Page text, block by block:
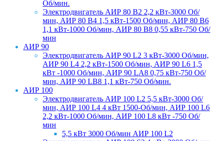
Об/мин.
Электродвигатель АИР 80 В2 2,2 кВт-3000 Об/
мин, АИР 80 В4 1,5 кВт-1500 Об/мин, АИР 80 В6
1,1 кВт-1000 Об/мин, АИР 80 В8 0,55 кВт-750 Об/
мин
АИР 90
Электродвигатель АИР 90 L2 3 кВт-3000 Об/мин,
АИР 90 L4 2,2 кВт-1500 Об/мин, АИР 90 L6 1,5
кВт -1000 Об/мин, АИР 90 LA8 0,75 кВт-750 Об/
мин, АИР 90 LB8 1,1 кВт-750 Об/мин.
АИР 100
Электродвигатель АИР 100 L2 5,5 кВт-3000 Об/
мин, АИР 100 L4 4 кВт 1500-Об/мин, АИР 100 L6
2,2 кВт-1000 Об/мин, АИР 100 L8 кВт -750 Об/
мин
5,5 кВт 3000 Об/мин АИР 100 L2